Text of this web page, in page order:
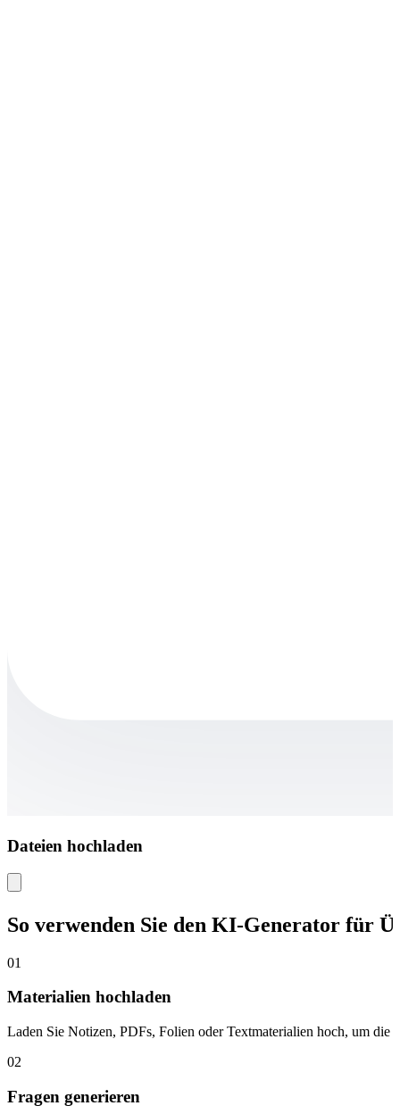
Dateien hochladen
So verwenden Sie den KI-Generator für
01
Materialien hochladen
Laden Sie Notizen, PDFs, Folien oder Textmaterialien hoch, um
02
Fragen generieren